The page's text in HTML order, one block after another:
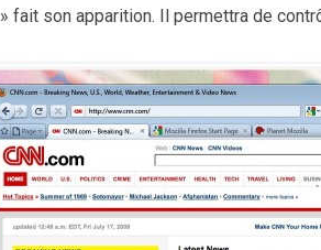
» fait son apparition. Il permettra de